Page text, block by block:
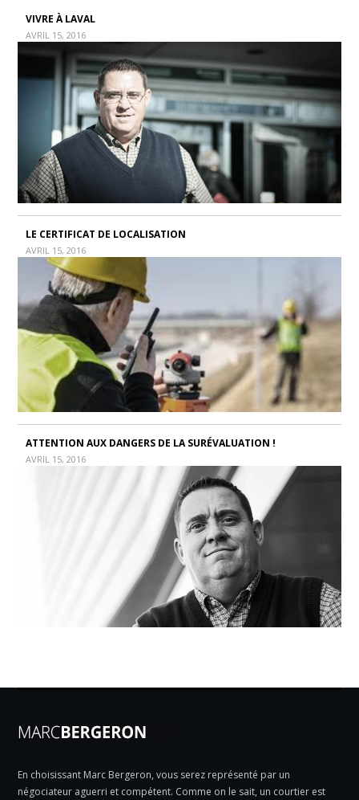
VIVRE À LAVAL
AVRIL 15, 2016
LE CERTIFICAT DE LOCALISATION
AVRIL 15, 2016
ATTENTION AUX DANGERS DE LA SURÉVALUATION !
AVRIL 15, 2016
En choisissant Marc Bergeron, vous serez représenté par un
négociateur aguerri et compétent. Comme on le sait, un courtier est